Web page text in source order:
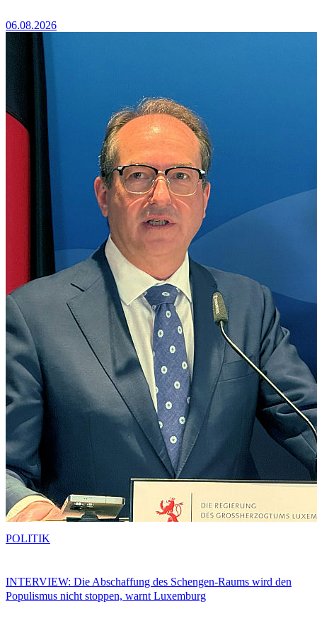
06.08.2026
INTERVIEW: Die Abschaffung des Schengen-Raums wird den
Populismus nicht stoppen, warnt Luxemburg
POLITIK